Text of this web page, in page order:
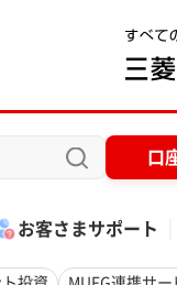
口
お客さまサポート